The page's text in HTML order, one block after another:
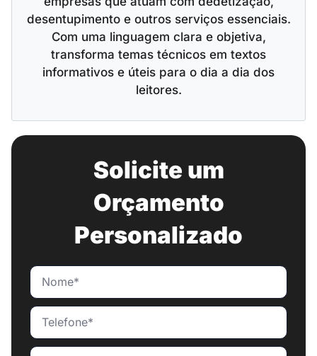
desentupimento e outros serviços essenciais.
Com uma linguagem clara e objetiva,
transforma temas técnicos em textos
informativos e úteis para o dia a dia dos
leitores.
Solicite um
Orçamento
Personalizado